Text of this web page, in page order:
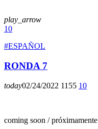
play_arrow
10
#ESPAÑOL
RONDA 7
today02/24/2022 1155 10
coming soon / próximamente